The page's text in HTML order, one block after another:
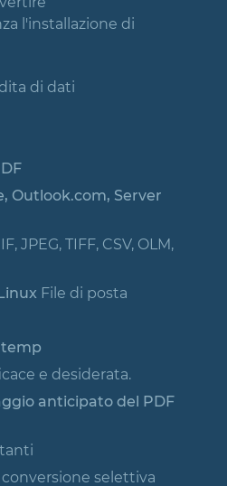
l'installazione di
di dati
Outlook.com, Server
TIFF, CSV, OLM,
File di posta
temp
e desiderata.
anticipato del PDF
conversione selettiva